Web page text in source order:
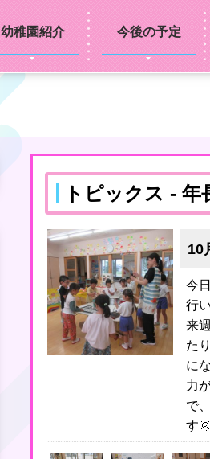
幼稚園紹介 今後の予定
トピックス - 年
10
今
行
来
た
に
力
で
す
次の月へ